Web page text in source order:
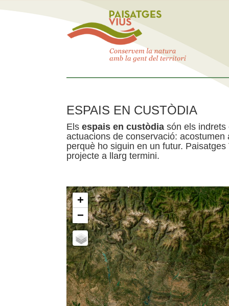
ESPAIS EN CUSTÒDIA
Els espais en custòdia són els indrets
actuacions de conservació:
perquè ho siguin en un futur.
projecte a llarg termini.
+
−